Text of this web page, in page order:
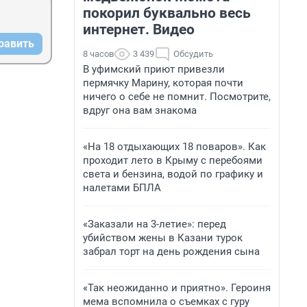
покорил буквально весь
интернет. Видео
8 часов 3 439 Обсудить
В уфимский приют привезли
пермячку Марину, которая почти
ничего о себе не помнит. Посмотрите,
вдруг она вам знакома
«На 18 отдыхающих 18 поваров». Как
проходит лето в Крыму с перебоями
света и бензина, водой по графику и
налетами БПЛА
«Заказали на 3-летие»: перед
убийством жены в Казани турок
забрал торт на день рождения сына
«Так неожиданно и приятно». Героиня
мема вспомнила о съемках с гуру